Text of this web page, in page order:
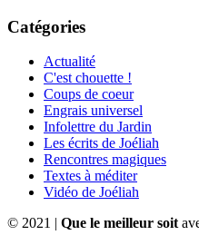
Catégories
Actualité
C'est chouette !
Coups de coeur
Engrais universel
Infolettre du Jardin
Les écrits de Joéliah
Rencontres magiques
Textes à méditer
Vidéo de Joéliah
© 2021 | Que le meilleur soit